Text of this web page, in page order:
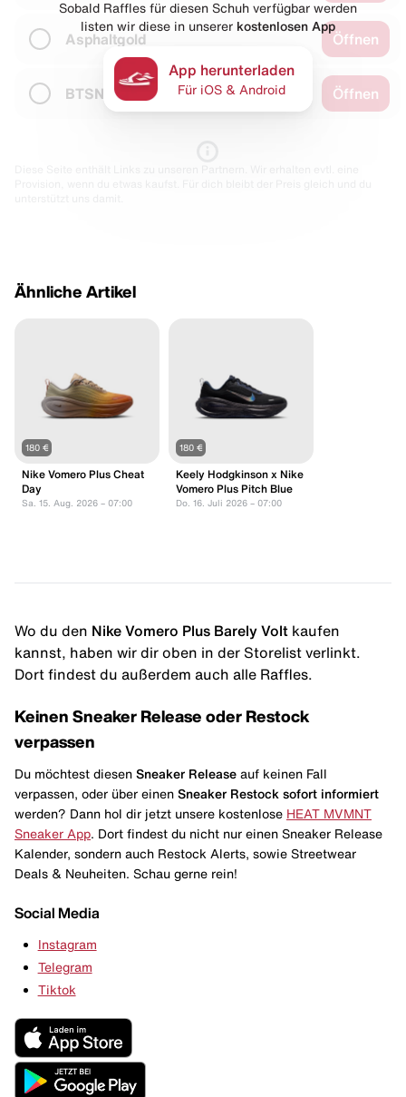
Asphaltgold Öffnen
BTSN Öffnen
Sobald Raffles für diesen Schuh verfügbar werden
listen wir diese in unserer kostenlosen App
App herunterladen
Für iOS & Android
Ähnliche Artikel
180 €
Nike Vomero Plus Cheat
Day
Sa. 15. Aug. 2026 – 07:00
180 €
Keely Hodgkinson x Nike
Vomero Plus Pitch Blue
Do. 16. Juli 2026 – 07:00
Wo du den Nike Vomero Plus Barely Volt kaufen
kannst, haben wir dir oben in der Storelist verlinkt.
Dort findest du außerdem auch alle Raffles.
Keinen Sneaker Release oder Restock
verpassen
Du möchtest diesen Sneaker Release auf keinen Fall
verpassen, oder über einen Sneaker Restock sofort informiert
werden? Dann hol dir jetzt unsere kostenlose HEAT MVMNT
Sneaker App . Dort findest du nicht nur einen Sneaker Release
Kalender, sondern auch Restock Alerts, sowie Streetwear
Deals & Neuheiten. Schau gerne rein!
Social Media
Instagram
Telegram
Tiktok